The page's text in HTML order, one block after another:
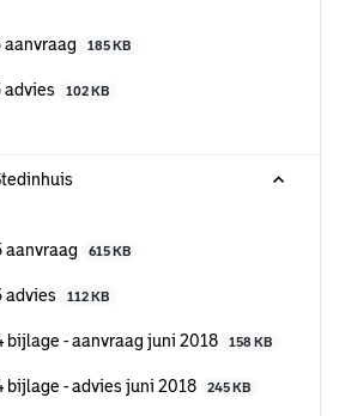
aanvraag
185 KB
advies 102 KB
aanvraag
615 KB
advies 112 KB
bijlage - aanvraag juni 2018 158 KB
bijlage - advies juni 2018 245 KB